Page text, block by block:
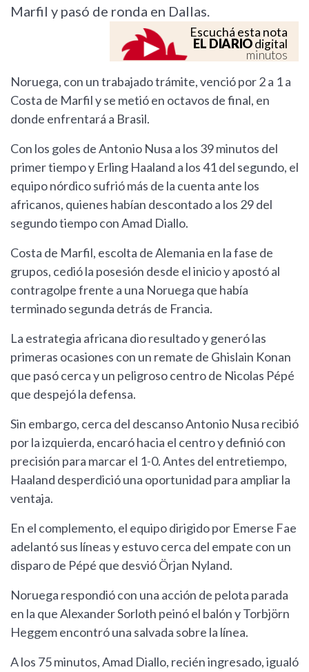
Marfil y pasó de ronda en Dallas.
Escuchá esta nota
EL DIARIOdigital
minutos
Noruega, con un trabajado trámite, venció por 2 a 1 a
Costa de Marfil y se metió en octavos de final, en
donde enfrentará a Brasil.
Con los goles de Antonio Nusa a los 39 minutos del
primer tiempo y Erling Haaland a los 41 del segundo, el
equipo nórdico sufrió más de la cuenta ante los
africanos, quienes habían descontado a los 29 del
segundo tiempo con Amad Diallo.
Costa de Marfil, escolta de Alemania en la fase de
grupos, cedió la posesión desde el inicio y apostó al
contragolpe frente a una Noruega que había
terminado segunda detrás de Francia.
La estrategia africana dio resultado y generó las
primeras ocasiones con un remate de Ghislain Konan
que pasó cerca y un peligroso centro de Nicolas Pépé
que despejó la defensa.
Sin embargo, cerca del descanso Antonio Nusa recibió
por la izquierda, encaró hacia el centro y definió con
precisión para marcar el 1-0. Antes del entretiempo,
Haaland desperdició una oportunidad para ampliar la
ventaja.
En el complemento, el equipo dirigido por Emerse Fae
adelantó sus líneas y estuvo cerca del empate con un
disparo de Pépé que desvió Örjan Nyland.
Noruega respondió con una acción de pelota parada
en la que Alexander Sorloth peinó el balón y Torbjörn
Heggem encontró una salvada sobre la línea.
A los 75 minutos, Amad Diallo, recién ingresado, igualó